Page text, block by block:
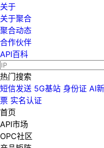
关于
关于聚合
聚合动态
合作伙伴
API百科
热门搜索
短信发送 5G基站 身份证 AI
票 实名认证
首页
API市场
OPC社区